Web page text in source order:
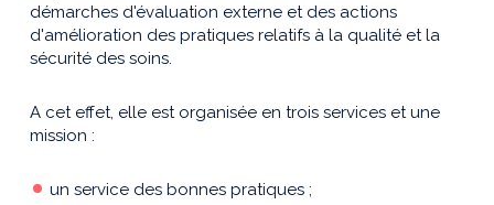
démarches d'évaluation externe et des actions
d'amélioration des pratiques relatifs à la qualité et la
sécurité des soins.
A cet effet, elle est organisée en trois services et une
mission :
un service des bonnes pratiques ;